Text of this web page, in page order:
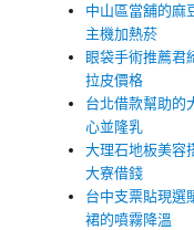
中山區當舖的麻
主機加熱菸
眼袋手術推薦
拉皮價格
台北借款幫助的
心並隆乳
大理石地板美容
大寮借錢
台中支票貼現
裙的噴霧降溫